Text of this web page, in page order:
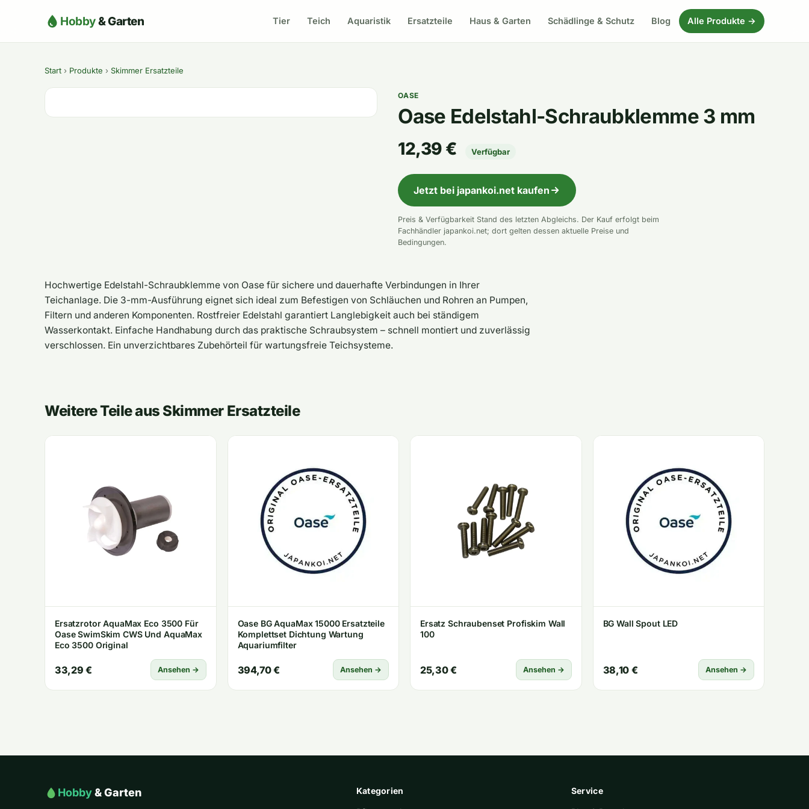
Hobby& Garten Tier Teich Aquaristik Ersatzteile Haus & Garten Schädlinge & Schutz Blog Alle Produkte →
Start › Produkte › Skimmer Ersatzteile
OASE
Oase Edelstahl-Schraubklemme 3 mm
12,39 € Verfügbar
Jetzt bei japankoi.net kaufen
Preis & Verfügbarkeit Stand des letzten Abgleichs. Der Kauf erfolgt beim
Fachhändler japankoi.net; dort gelten dessen aktuelle Preise und
Bedingungen.
Hochwertige Edelstahl-Schraubklemme von Oase für sichere und dauerhafte Verbindungen in Ihrer
Teichanlage. Die 3-mm-Ausführung eignet sich ideal zum Befestigen von Schläuchen und Rohren an Pumpen,
Filtern und anderen Komponenten. Rostfreier Edelstahl garantiert Langlebigkeit auch bei ständigem
Wasserkontakt. Einfache Handhabung durch das praktische Schraubsystem – schnell montiert und zuverlässig
verschlossen. Ein unverzichtbares Zubehörteil für wartungsfreie Teichsysteme.
Weitere Teile aus Skimmer Ersatzteile
Ersatzrotor AquaMax Eco 3500 Für
Oase SwimSkim CWS Und AquaMax
Eco 3500 Original
33,29 € Ansehen →
Oase BG AquaMax 15000 Ersatzteile
Komplettset Dichtung Wartung
Aquariumfilter
394,70 € Ansehen →
Ersatz Schraubenset Profiskim Wall
100
25,30 € Ansehen →
BG Wall Spout LED
38,10 € Ansehen →
Hobby& Garten Kategorien Service